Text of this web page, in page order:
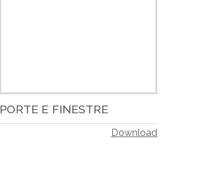
PORTE E FINESTRE
Download